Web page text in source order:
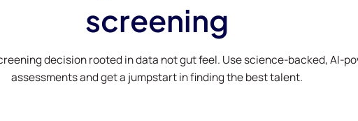
screening
decision rooted in data not gut feel. Use science-backed, AI-
assessments and get a jumpstart in finding the best talent.